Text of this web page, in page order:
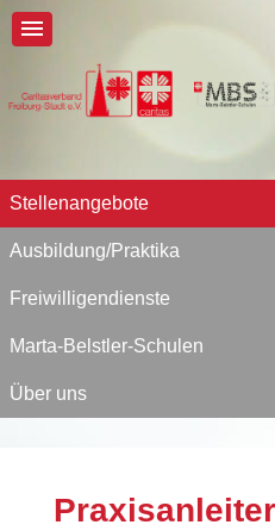
Stellenangebote
Ausbildung/Praktika
Freiwilligendienste
Marta-Belstler-Schulen
Über uns